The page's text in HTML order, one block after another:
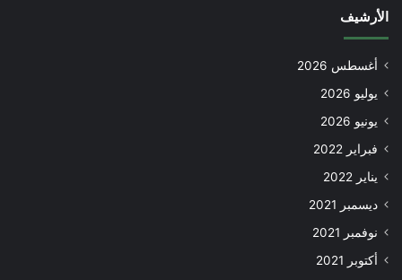
الأرشيف
أغسطس 2026
يوليو 2026
يونيو 2026
فبراير 2022
يناير 2022
ديسمبر 2021
نوفمبر 2021
أكتوبر 2021